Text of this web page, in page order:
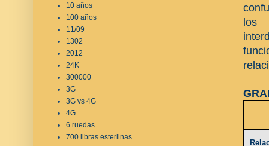
los
10 años
100 años
11/09
1302
2012
24K
300000
3G
3G vs 4G
4G
6 ruedas
700 libras esterlinas